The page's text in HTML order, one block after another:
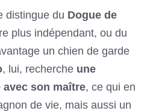
distingue du Dogue de
plus indépendant, ou du
un chien de garde
, lui, recherche une
son maître, ce qui en
de vie, mais aussi un